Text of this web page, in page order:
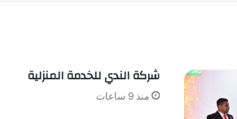
شركة الندي للخدمة المنزلية
منذ 9 ساعات